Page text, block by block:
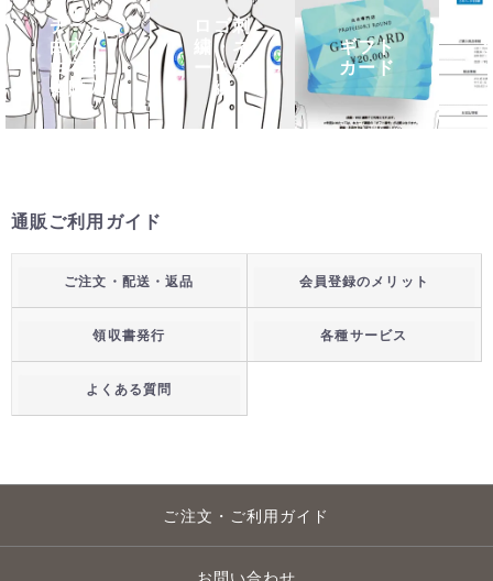
チーム
白衣・
白衣団
体購入
ロゴ刺
繍・ネ
ーム刺
繍
ギフト
カード
通販ご利用ガイド
ご注文・配送・返品 会員登録のメリット
領収書発行 各種サービス
よくある質問
ご注文・ご利用ガイド
お問い合わせ